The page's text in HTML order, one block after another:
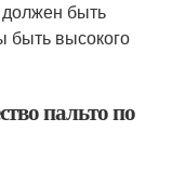
быть
высокого
пальто по